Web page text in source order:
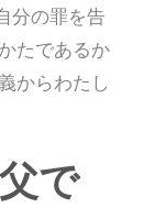
分の罪を告
たであるか
からわたし
で